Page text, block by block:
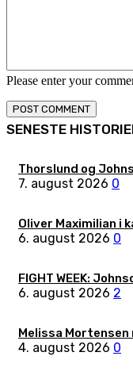
Please enter your
SENESTE
Thorslund og
7. august 2026 0
Oliver Maximilian i
6. august 2026 0
FIGHT WEEK:
6. august 2026 2
Melissa Mortensen
4. august 2026 0